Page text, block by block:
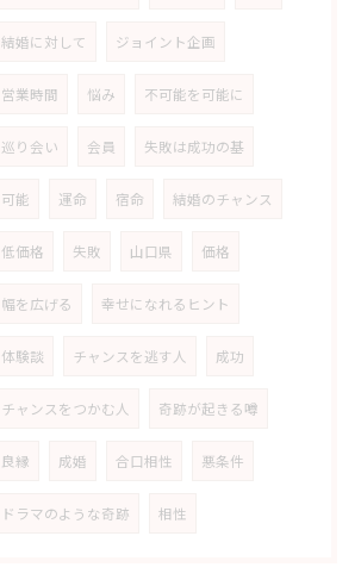
結婚に対して ジョイント企画
営業時間 悩み 不可能を可能に
巡り会い 会員 失敗は成功の基
可能 運命 宿命 結婚のチャンス
低価格 失敗 山口県 価格
幅を広げる 幸せになれるヒント
体験談 チャンスを逃す人 成功
チャンスをつかむ人 奇跡が起きる噂
良縁 成婚 合口相性 悪条件
ドラマのような奇跡 相性